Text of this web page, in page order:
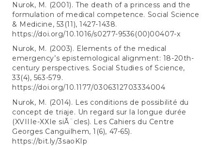
Nurok, M. (2001). The death of a princess and the
formulation of medical competence. Social Science
& Medicine, 53(11), 1427-1438.
https://doi.org/10.1016/s0277-9536(00)00407-x
Nurok, M. (2003). Elements of the medical
emergency’s epistemological alignment: 18-20th-
century perspectives. Social Studies of Science,
33(4), 563-579.
https://doi.org/10.1177/0306312703334004
Nurok, M. (2014). Les conditions de possibilité du
concept de triaje. Un regard sur la longue durée
(XVIIIe-XXIe siÃ¨cles). Les Cahiers du Centre
Georges Canguilhem, 1(6), 47-65).
https://bit.ly/3saoKIp